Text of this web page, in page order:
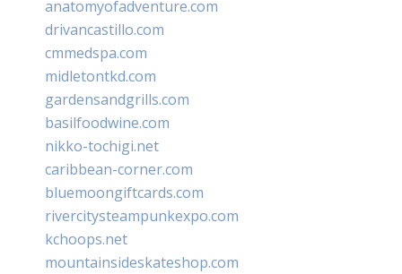
anatomyofadventure.com
drivancastillo.com
cmmedspa.com
midletontkd.com
gardensandgrills.com
basilfoodwine.com
nikko-tochigi.net
caribbean-corner.com
bluemoongiftcards.com
rivercitysteampunkexpo.com
kchoops.net
mountainsideskateshop.com